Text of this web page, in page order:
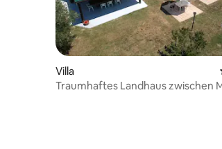
Villa
Traumhaftes Landhaus zwischen